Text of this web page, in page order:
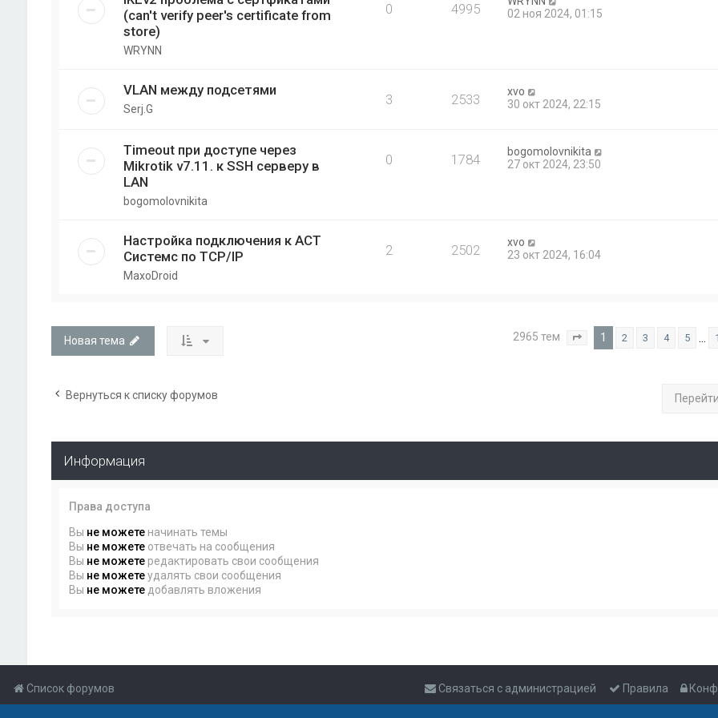
(can't verify peer's certificate from
store)
WRYNN
0 4995
02 ноя 2024, 01:15
VLAN между подсетями
Serj.G
3 2533
xvo
30 окт 2024, 22:15
Timeout при доступе через
Mikrotik v7.11. к SSH серверу в
LAN
bogomolovnikita
0 1784
bogomolovnikita
27 окт 2024, 23:50
Настройка подключения к АСТ
Системс по TCP/IP
MaxoDroid
2 2502
xvo
23 окт 2024, 16:04
Новая тема 2965 тем Страница из 119
1 2 3 4 5
Вернуться к списку форумов Перейти
Информация
Права доступа
Вы не можетеначинать темы
Вы не можетеотвечать на сообщения
Вы не можетередактировать свои сообщения
Вы не можетеудалять свои сообщения
Вы не можетедобавлять вложения
Список форумов Правила
Связаться с администрацией